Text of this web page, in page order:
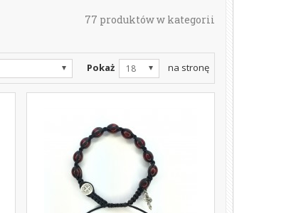
77 produktów w kategorii
Pokaż 18 na stronę